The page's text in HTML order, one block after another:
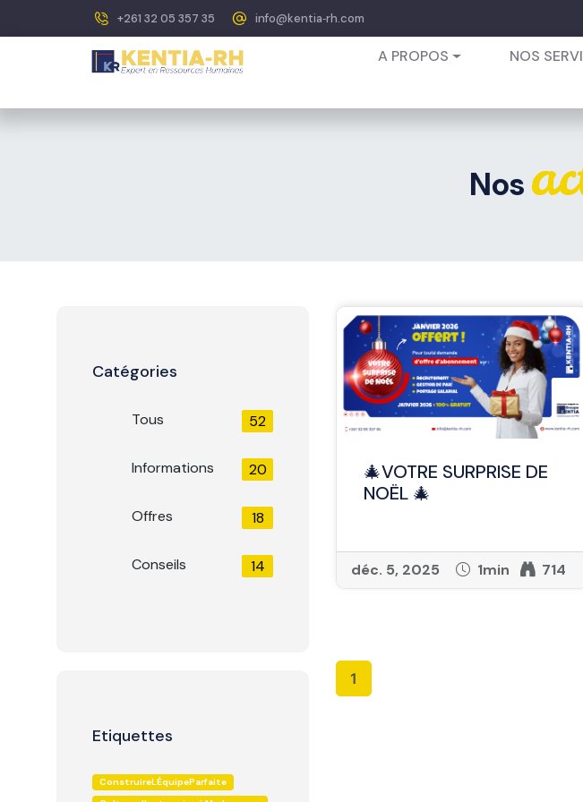
+261 32 05 357 35 info@kentia‐rh.com
A PROPOS NOS
Nos
Catégories
Tous 52
Informations 20
Offres 18
Conseils 14
Etiquettes
ConstruireLÉquipeParfaite
🎄VOTRE SURPRISE DE
NOËL 🎄
déc. 5, 2025 1min 714
1